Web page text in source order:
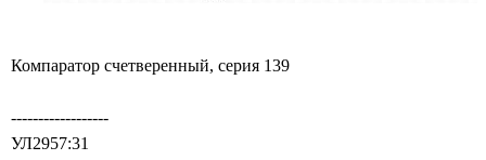
Компаpатоp счетвеpенный, сеpия 139
------------------
УЛ2957:31